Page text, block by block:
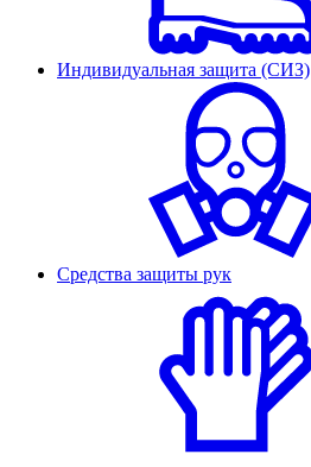
Индивидуальная защита (СИЗ)
Средства защиты рук